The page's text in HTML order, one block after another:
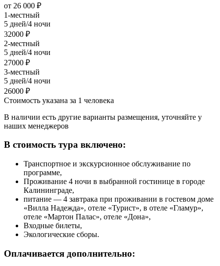
от 26 000 ₽
1-местный
5 дней/4 ночи
32000 ₽
2-местный
5 дней/4 ночи
27000 ₽
3-местный
5 дней/4 ночи
26000 ₽
Стоимость указана за 1 человека
В наличии есть другие варианты размещения, уточняйте у
наших менеджеров
В стоимость тура включено:
Транспортное и экскурсионное обслуживание по
программе,
Проживание 4 ночи в выбранной гостинице в городе
Калининграде,
питание — 4 завтрака при проживании в гостевом доме
«Вилла Надежда», отеле «Турист», в отеле «Гламур»,
отеле «Мартон Палас», отеле «Дона»,
Входные билеты,
Экологические сборы.
Оплачивается дополнительно: